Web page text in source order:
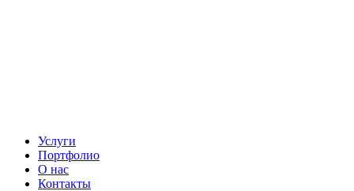
Услуги
Портфолио
О нас
Контакты